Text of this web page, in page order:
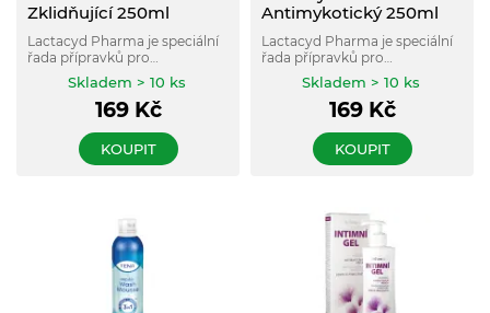
Zklidňující 250ml
Lactacyd Pharma je speciální
řada přípravků pro
každodenní intimní hygienu
obohacená o přírodní účinné
složky s léčebným přínosem.
Skladem > 10 ks
169Kč
KOUPIT
Antimykotický 250ml
Lactacyd Pharma je speciální
řada přípravků pro
každodenní intimní hygienu
obohacená o přírodní účinné
složky s léčebným přínosem.
Skladem > 10 ks
169Kč
KOUPIT